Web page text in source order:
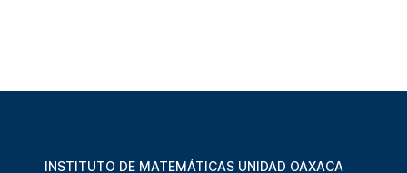
INSTITUTO DE MATEMÁTICAS UNIDAD OAXACA